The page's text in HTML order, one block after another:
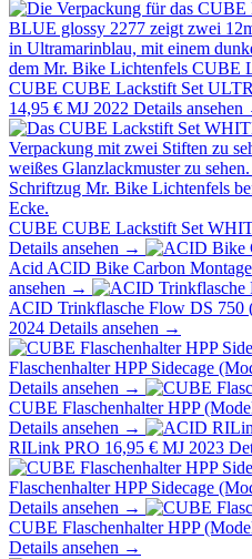
CUBE CUBE Lackstift Set
14,95 € MJ 2022 Details ansehen
CUBE CUBE Lackstift Set
Details ansehen →
Acid ACID Bike Carbon
ansehen →
ACID Trinkflasche Flow DS 750
2024 Details ansehen →
Flaschenhalter HPP Sidecage
Details ansehen →
CUBE Flaschenhalter HPP
Details ansehen →
RILink PRO 16,95 € MJ 2023
Flaschenhalter HPP Sidecage
Details ansehen →
CUBE Flaschenhalter HPP
Details ansehen →